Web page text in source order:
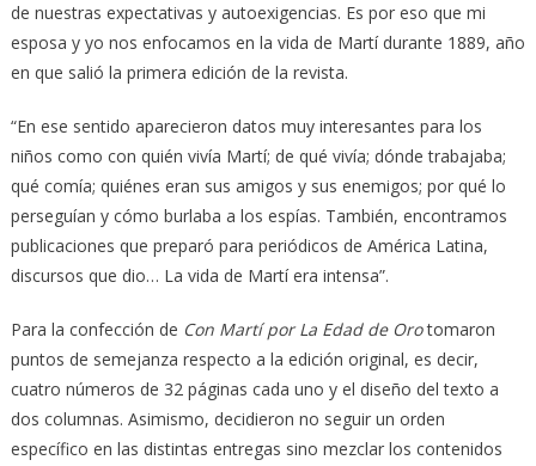
de nuestras expectativas y autoexigencias. Es por eso que mi
esposa y yo nos enfocamos en la vida de Martí durante 1889, año
en que salió la primera edición de la revista.
“En ese sentido aparecieron datos muy interesantes para los
niños como con quién vivía Martí; de qué vivía; dónde trabajaba;
qué comía; quiénes eran sus amigos y sus enemigos; por qué lo
perseguían y cómo burlaba a los espías. También, encontramos
publicaciones que preparó para periódicos de América Latina,
discursos que dio… La vida de Martí era intensa”.
Para la confección de Con Martí por La Edad de Orotomaron
puntos de semejanza respecto a la edición original, es decir,
cuatro números de 32 páginas cada uno y el diseño del texto a
dos columnas. Asimismo, decidieron no seguir un orden
específico en las distintas entregas sino mezclar los contenidos